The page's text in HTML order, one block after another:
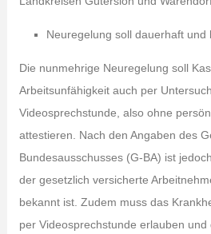
Neuregelung soll dauerhaft und
Die nunmehrige Neuregelung soll
Arbeitsunfähigkeit auch per
Videosprechstunde, also ohne
attestieren. Nach den Angaben des
Bundesausschusses (G-BA) ist
der gesetzlich versicherte
bekannt ist. Zudem muss das
per Videosprechstunde erlauben